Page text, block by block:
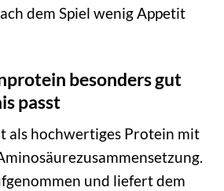
dem Spiel wenig Appetit
besonders gut
passt
als hochwertiges Protein mit
und liefert dem